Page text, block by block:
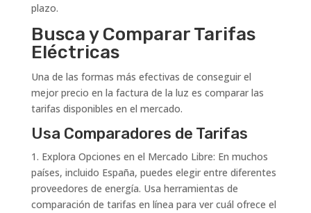
plazo.
Busca y Comparar Tarifas
Eléctricas
Una de las formas más efectivas de conseguir el
mejor precio en la factura de la luz es comparar las
tarifas disponibles en el mercado.
Usa Comparadores de Tarifas
1. Explora Opciones en el Mercado Libre: En muchos
países, incluido España, puedes elegir entre diferentes
proveedores de energía. Usa herramientas de
comparación de tarifas en línea para ver cuál ofrece el